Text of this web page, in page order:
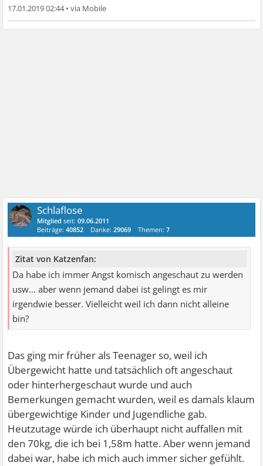
17.01.2019 02:44•
Schlaflose
Mitglied seit:09.06.2011
Beiträge:40852 Danke:29069 Themen:7
Zitat von Katzenfan:
Da habe ich immer Angst komisch angeschaut zu werden
usw... aber wenn jemand dabei ist gelingt es mir
irgendwie besser. Vielleicht weil ich dann nicht alleine
bin?
Das ging mir früher als Teenager so, weil ich
Übergewicht hatte und tatsächlich oft angeschaut
oder hinterhergeschaut wurde und auch
Bemerkungen gemacht wurden, weil es damals klaum
übergewichtige Kinder und Jugendliche gab.
Heutzutage würde ich überhaupt nicht auffallen mit
den 70kg, die ich bei 1,58m hatte. Aber wenn jemand
dabei war, habe ich mich auch immer sicher gefühlt.